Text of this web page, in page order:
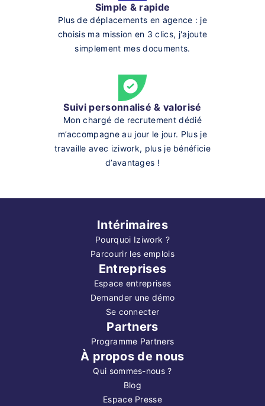
Simple & rapide
Plus de déplacements en agence : je
choisis ma mission en 3 clics, j'ajoute
simplement mes documents.
Suivi personnalisé & valorisé
Mon chargé de recrutement dédié
m’accompagne au jour le jour. Plus je
travaille avec iziwork, plus je bénéficie
d’avantages !
Intérimaires
Pourquoi Iziwork ?
Parcourir les emplois
Entreprises
Espace entreprises
Demander une démo
Se connecter
Partners
Programme Partners
À propos de nous
Qui sommes-nous ?
Blog
Espace Presse